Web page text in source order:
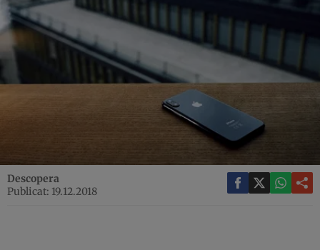
Descopera
Publicat: 19.12.2018